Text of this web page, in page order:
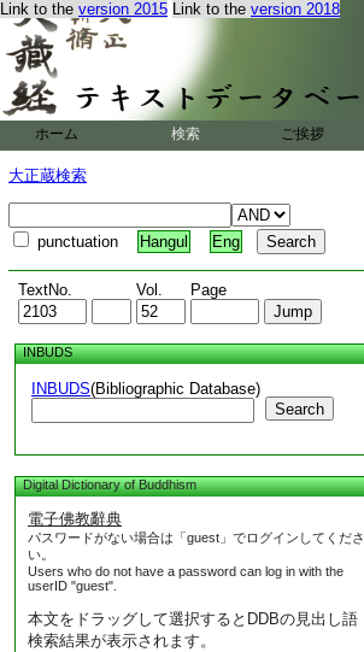
Link to the version 2015 Link to the version 2018
ホーム 検索 ご挨拶
大正蔵検索
punctuation Hangul Eng
TextNo. Vol. Page
INBUDS
INBUDS(Bibliographic Database)
Search
Digital Dictionary of Buddhism
電子佛教辭典
パスワードがない場合は「guest」でログインしてくださ
い。
Users who do not have a password can log in with the
userID "guest".
本文をドラッグして選択するとDDBの見出し語
検索結果が表示されます。